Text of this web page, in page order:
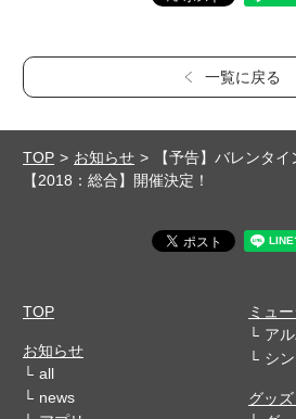
一覧に戻る
TOP お知らせ
【予告】バレンタ
【2018：総合】開催決定！
TOP
お知らせ
all
news
ミュ
ア
シ
グッ